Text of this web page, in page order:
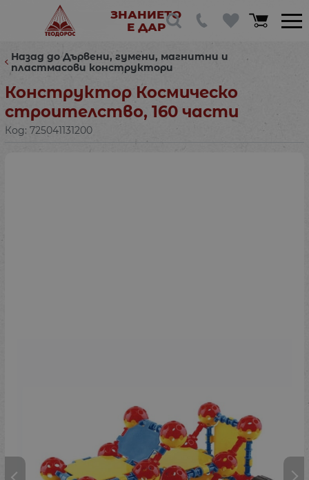
ЗНАНИЕТО
Е ДАР
Назад до Дървени, гумени, магнитни и
пластмасови конструктори
Конструктор Космическо
строителство, 160 части
Код: 725041131200